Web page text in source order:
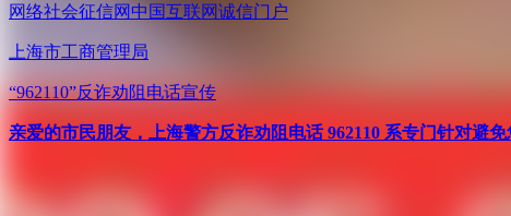
网络社会征信网 中国互联网诚信门户
上海市工商管理局
“962110”反诈劝阻电话宣传
亲爱的市民朋友，上海警方反诈劝阻电话 962110 系专门针对避